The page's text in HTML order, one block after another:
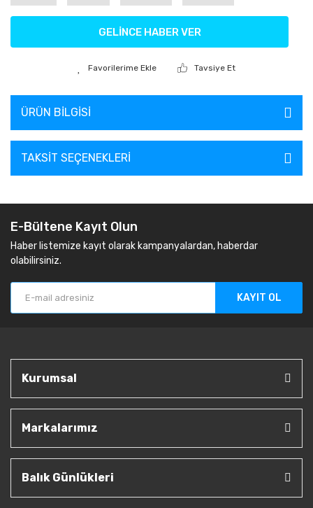
GELİNCE HABER VER
Tavsiye Et
ÜRÜN BILGISI
TAKSIT SEÇENEKLERI
E-Bültene Kayıt Olun
Haber listemize kayıt olarak kampanyalardan, haberdar
olabilirsiniz.
KAYIT OL
Kurumsal
Markalarımız
Balık Günlükleri